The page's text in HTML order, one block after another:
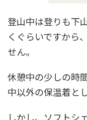
登山中は登りも下
くぐらいですから
せん。
休憩中の少しの時
中以外の保温着と
しかし、ソフトシ